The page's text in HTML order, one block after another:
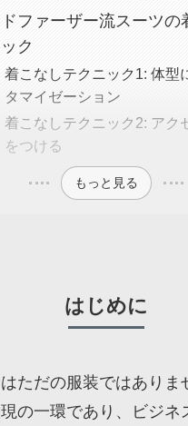
ファーザー流スーツの
ク
着こなしテクニック1: 体型
タマイゼーション
着こなしテクニック2: アク
をつける
もっと見る
はじめに
はただの服装ではありま
の一環であり、ビジネ